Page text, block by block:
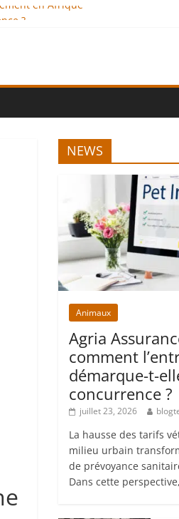
en Afrique
NEWS
Animaux
Agria
comment
démarque-t-
concurrence ?
juillet 23, 2026
La hausse des tarifs
milieu urbain
de prévoyance
Dans cette